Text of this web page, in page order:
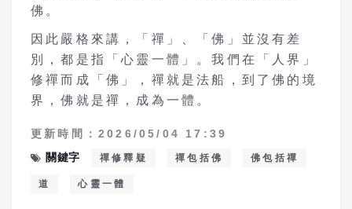
佛。
因此嚴格來講，「禪」、「佛」並沒有差
別，都是指「心靈一體」。我們在「人界」
修禪而成「佛」，禪就是法船，到了佛的境
界，佛就是禪，成為一體。
更新時間：2026/05/04 17:39
關鍵字
禪修釋疑 禪包括佛 佛包括禪
道 心靈一體